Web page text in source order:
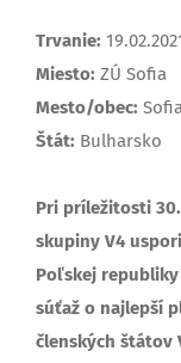
Trvanie:
Miesto: ZÚ Sofia
Mesto/obec:
Štát: Bulharsko
Pri príležitosti
skupiny V4
Poľskej
súťaž o najlepší
členských štátov